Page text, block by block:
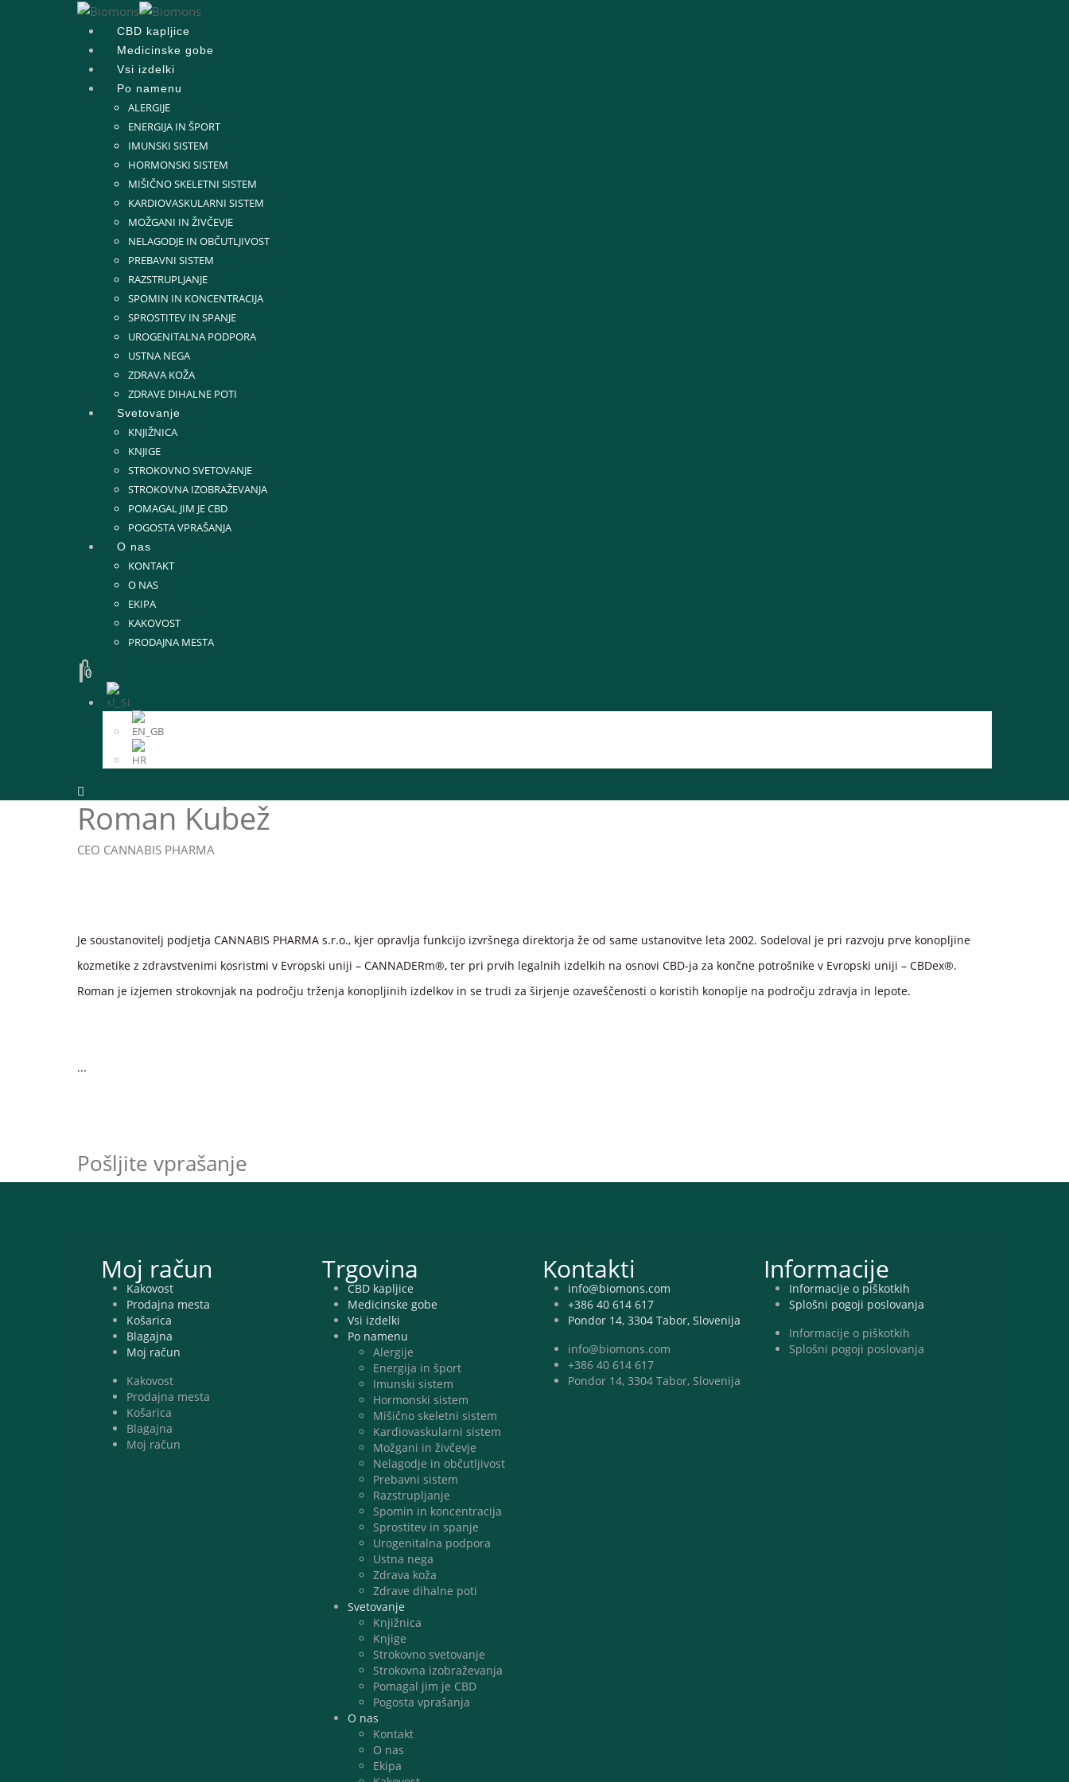
CBD kapljice
Medicinske gobe
Vsi izdelki
Po namenu
ALERGIJE
ENERGIJA IN ŠPORT
IMUNSKI SISTEM
HORMONSKI SISTEM
MIŠIČNO SKELETNI SISTEM
KARDIOVASKULARNI SISTEM
MOŽGANI IN ŽIVČEVJE
NELAGODJE IN OBČUTLJIVOST
PREBAVNI SISTEM
RAZSTRUPLJANJE
SPOMIN IN KONCENTRACIJA
SPROSTITEV IN SPANJE
UROGENITALNA PODPORA
USTNA NEGA
ZDRAVA KOŽA
ZDRAVE DIHALNE POTI
Svetovanje
KNJIŽNICA
KNJIGE
STROKOVNO SVETOVANJE
STROKOVNA IZOBRAŽEVANJA
POMAGAL JIM JE CBD
POGOSTA VPRAŠANJA
O nas
KONTAKT
O NAS
EKIPA
KAKOVOST
PRODAJNA MESTA
0
Roman Kubež
CEO CANNABIS PHARMA
Je soustanovitelj podjetja CANNABIS PHARMA s.r.o., kjer opravlja funkcijo izvršnega direktorja že od same ustanovitve leta 2002. Sodeloval je pri razvoju prve konopljine
kozmetike z zdravstvenimi kosristmi v Evropski uniji – CANNADERm®, ter pri prvih legalnih izdelkih na osnovi CBD-ja za končne potrošnike v Evropski uniji – CBDex®.
Roman je izjemen strokovnjak na področju trženja konopljinih izdelkov in se trudi za širjenje ozaveščenosti o koristih konoplje na področju zdravja in lepote.
...
Pošljite vprašanje
Moj račun
Kakovost
Prodajna mesta
Košarica
Blagajna
Moj račun
Kakovost
Prodajna mesta
Košarica
Blagajna
Moj račun
Trgovina
CBD kapljice
Medicinske gobe
Vsi izdelki
Po namenu
Alergije
Energija in šport
Imunski sistem
Hormonski sistem
Mišično skeletni sistem
Kardiovaskularni sistem
Možgani in živčevje
Nelagodje in občutljivost
Prebavni sistem
Razstrupljanje
Spomin in koncentracija
Sprostitev in spanje
Urogenitalna podpora
Ustna nega
Zdrava koža
Zdrave dihalne poti
Svetovanje
Knjižnica
Knjige
Strokovno svetovanje
Strokovna izobraževanja
Pomagal jim je CBD
Pogosta vprašanja
O nas
Kontakt
O nas
Ekipa
Kontakti
info@biomons.com
+386 40 614 617
Pondor 14, 3304 Tabor, Slovenija
info@biomons.com
+386 40 614 617
Pondor 14, 3304 Tabor, Slovenija
Informacije
Informacije o piškotkih
Splošni pogoji poslovanja
Informacije o piškotkih
Splošni pogoji poslovanja